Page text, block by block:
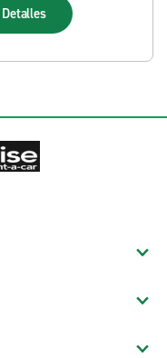
Detalles